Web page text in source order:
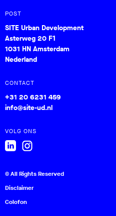
POST
SITE Urban Development
Asterweg 20 F1
1031 HN Amsterdam
Nederland
CONTACT
+31 20 6231 459
info@site-ud.nl
VOLG ONS
© All Rights Reserved
Disclaimer
Colofon